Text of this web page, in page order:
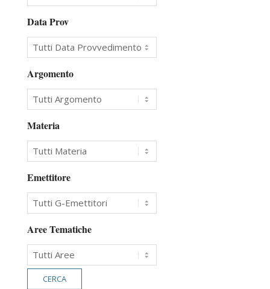
Data Prov
Argomento
Materia
Emettitore
Aree Tematiche